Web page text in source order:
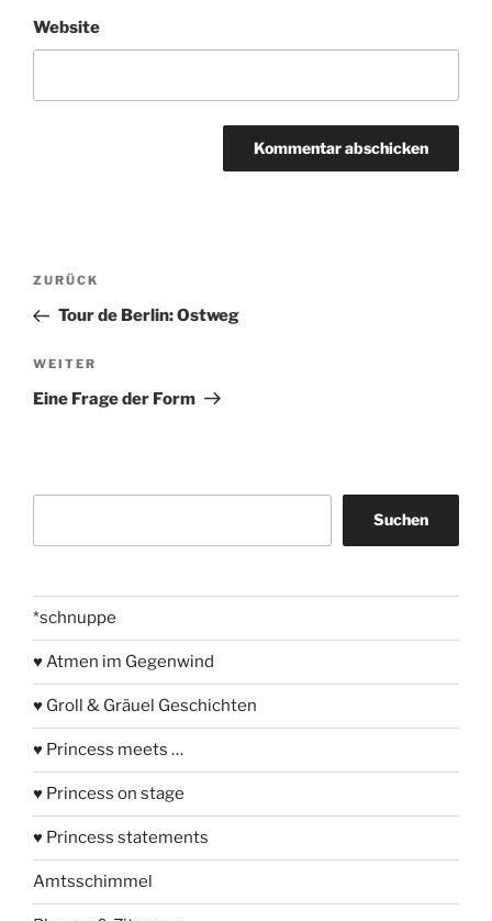
Website
Beitragsnavigation
Vorheriger
Beitrag
ZURÜCK
Tour de Berlin: Ostweg
Nächster
Beitrag
WEITER
Eine Frage der Form
Suchen
*schnuppe
♥ Atmen im Gegenwind
♥ Groll & Gräuel Geschichten
♥ Princess meets …
♥ Princess on stage
♥ Princess statements
Amtsschimmel